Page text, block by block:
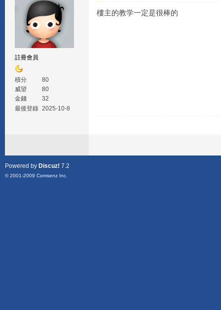
註冊會員
積分
80
威望
80
金錢
32
最後登錄 2025-10-8
樓主的教学一定是很棒的
Powered by Discuz! 7.2
© 2001-2009 Comsenz Inc.